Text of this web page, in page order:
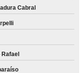
Cabral
Rafael